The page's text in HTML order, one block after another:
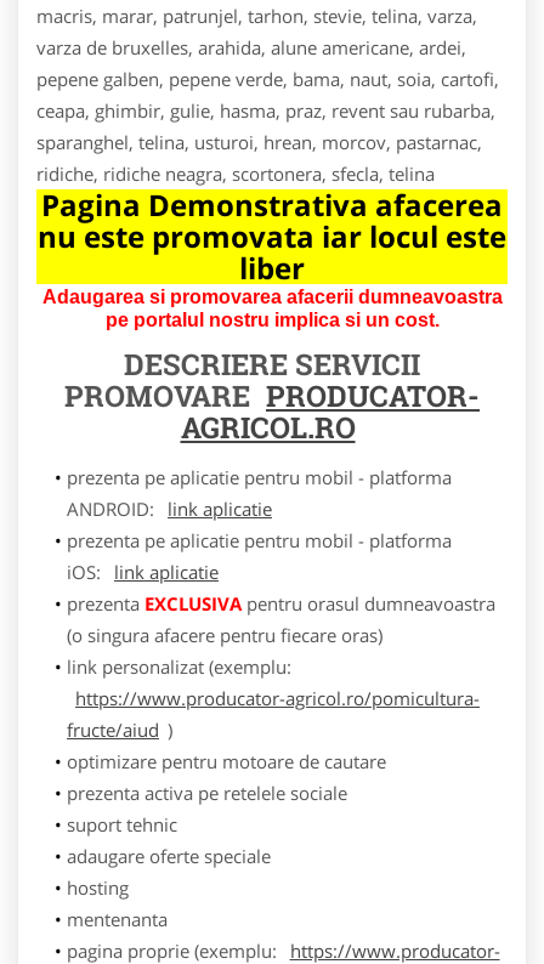
macris, marar, patrunjel, tarhon, stevie, telina, varza,
varza de bruxelles, arahida, alune americane, ardei,
pepene galben, pepene verde, bama, naut, soia, cartofi,
ceapa, ghimbir, gulie, hasma, praz, revent sau rubarba,
sparanghel, telina, usturoi, hrean, morcov, pastarnac,
ridiche, ridiche neagra, scortonera, sfecla, telina
Pagina Demonstrativa afacerea
nu este promovata iar locul este
liber
Adaugarea si promovarea afacerii dumneavoastra
pe portalul nostru implica si un cost.
DESCRIERE SERVICII
PROMOVARE PRODUCATOR-
AGRICOL.RO
prezenta pe aplicatie pentru mobil - platforma
ANDROID:
link aplicatie
prezenta pe aplicatie pentru mobil - platforma
iOS:
link aplicatie
prezenta EXCLUSIVApentru orasul dumneavoastra
(o singura afacere pentru fiecare oras)
link personalizat (exemplu:
https://www.producator-agricol.ro/pomicultura-
fructe/aiud )
optimizare pentru motoare de cautare
prezenta activa pe retelele sociale
suport tehnic
adaugare oferte speciale
hosting
mentenanta
pagina proprie (exemplu:
https://www.producator-